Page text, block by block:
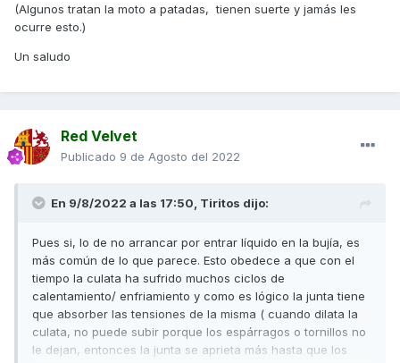
estaban correctos, nunca tuve indicación de alta
temperatura, ni código de avería, ni otro síntoma que me
estado inicial y ha dado la cara así. Sí que es verdad que lo
No se qué opináis y que hubieseis hecho vosotros.
Gracias de antemano
(Algunos tratan la moto a patadas, tienen suerte y jamás les
ocurre esto.)
Un saludo
Red Velvet
Publicado 9 de Agosto del 2022
En 9/8/2022 a las 17:50, Tiritos dijo:
Pues si, lo de no arrancar por entrar líquido en la bujía, es
más común de lo que parece. Esto obedece a que con el
tiempo la culata ha sufrido muchos ciclos de
calentamiento/ enfriamiento y como es lógico la junta tiene
que absorber las tensiones de la misma ( cuando dilata la
culata, no puede subir porque los espárragos o tornillos no
le dejan, entonces la junta se aprieta más hasta que los